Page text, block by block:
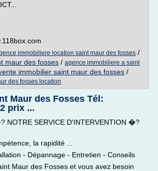
immobiliere location saint maur des fosses /
maur des fosses / agence immobiliere a saint
immobilier saint maur des fosses /
des fosses location
Maur des Fosses Tél:
prix ...
NOTRE SERVICE D'INTERVENTION �?
la rapidité ...
- Dépannage - Entretien - Conseils
Maur des Fosses et vous avez besoin